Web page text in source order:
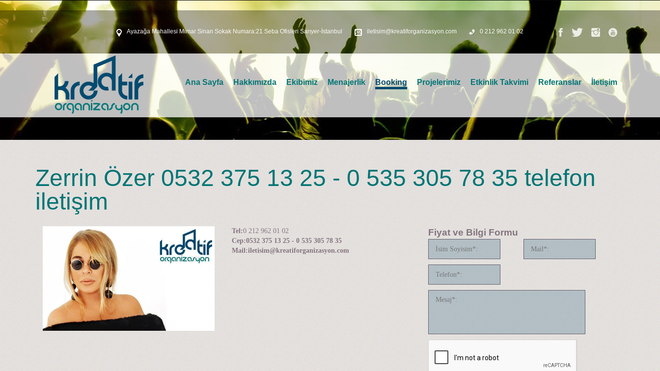
Ayazağa Mahallesi Mimar Sinan Sokak Numara:21 Seba Ofisleri Sarıyer-İstanbul iletisim@kreatiforganizasyon.com 0 212 962 01 02
Ana Sayfa Hakkımızda Ekibimiz Menajerlik Booking Projelerimiz Etkinlik Takvimi Referanslar İletişim
Zerrin Özer 0532 375 13 25 - 0 535 305 78 35 telefon
iletişim
Tel:0 212 962 01 02
Cep:0532 375 13 25 - 0 535 305 78 35
Mail:iletisim@kreatiforganizasyon.com
Fiyat ve Bilgi Formu